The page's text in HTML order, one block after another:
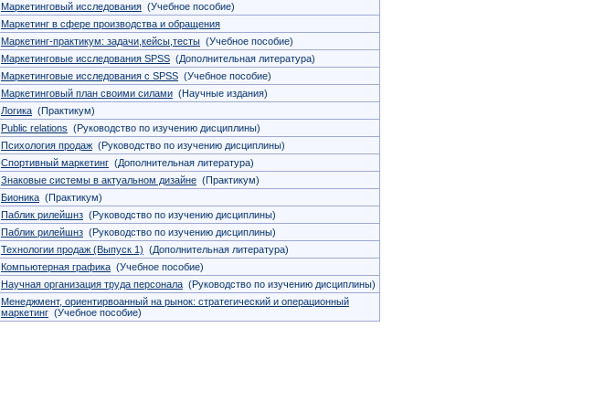
Маркетинговый исследования (Учебное пособие)
Маркетинг в сфере производства и обращения
Маркетинг-практикум: задачи,кейсы,тесты (Учебное пособие)
Маркетинговые исследования SPSS (Дополнительная литература)
Маркетинговые исследования с SPSS (Учебное пособие)
Маркетинговый план своими силами (Научные издания)
Логика (Практикум)
Public relations (Руководство по изучению дисциплины)
Психология продаж (Руководство по изучению дисциплины)
Спортивный маркетинг (Дополнительная литература)
Знаковые системы в актуальном дизайне (Практикум)
Бионика (Практикум)
Паблик рилейшнз (Руководство по изучению дисциплины)
Паблик рилейшнз (Руководство по изучению дисциплины)
Технологии продаж (Выпуск 1) (Дополнительная литература)
Компьютерная графика (Учебное пособие)
Научная организация труда персонала (Руководство по изучению дисциплины)
Менеджмент, ориентирвоанный на рынок: стратегический и операционный
маркетинг (Учебное пособие)